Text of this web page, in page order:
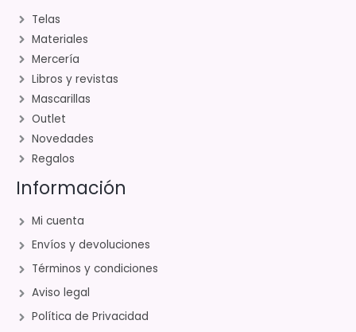
Telas
Materiales
Mercería
Libros y revistas
Mascarillas
Outlet
Novedades
Regalos
Información
Mi cuenta
Envíos y devoluciones
Términos y condiciones
Aviso legal
Política de Privacidad